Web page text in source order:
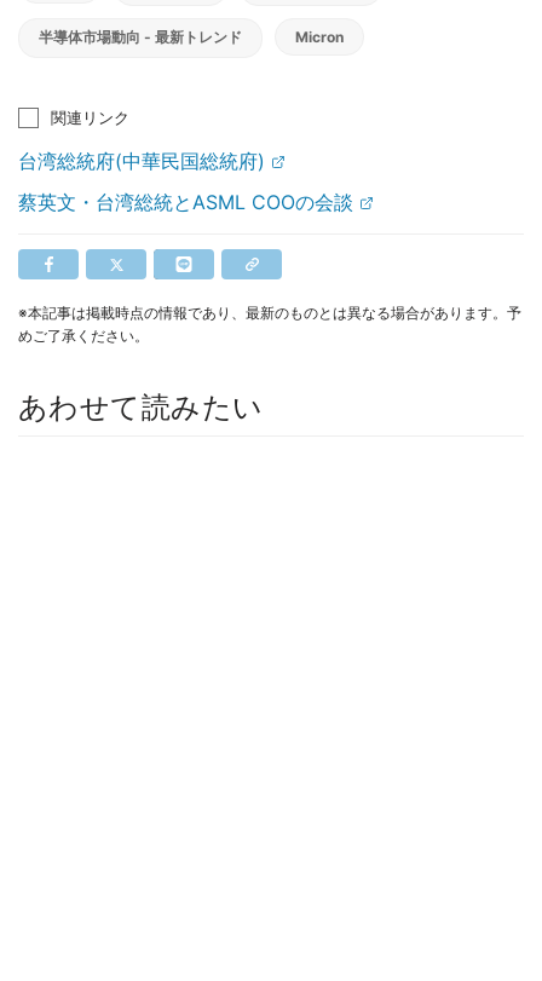
半導体市場動向 - 最新トレンド Micron
関連リンク
台湾総統府(中華民国総統府)
蔡英文・台湾総統とASML COOの会談
※本記事は掲載時点の情報であり、最新のものとは異なる場合があります。予
めご了承ください。
あわせて読みたい